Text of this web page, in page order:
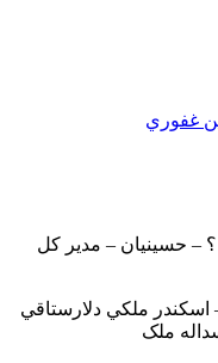
غفوري
؟ – حسينيان – مدير کل
ملکي دلارستاقي
ملک